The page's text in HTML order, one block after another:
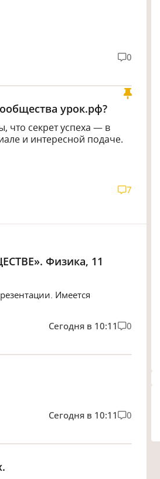
0
урок.рф?
что секрет успеха — в
и интересной подаче.
7
Физика, 11
Имеется
Сегодня в 10:11 0
Сегодня в 10:11 0